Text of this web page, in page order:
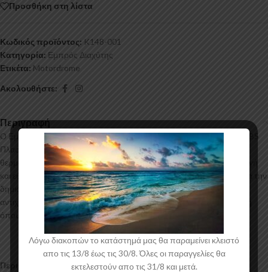
Προσθήκη στη λίστα
Κωδικός προϊόντος: K148-001
Κατηγορία: Εμπρός Διαχύτης
Ετικέτα: Motordrome
Ακολουθήστε:
Περιγραφή
Ο Εμπρός Διαχύτης για το Kia Sportage Mk4 κατασκευάζεται από ABS
Πλαστικό υψηλής ποιότητας και αισθητικής σε μηχανές
θερμοδιαμόρφωσης τελευταίας τεχνολογίας έχοντας άψογη εφαρμογή
και εύκολη τοποθέτηση. Το υλικό πλαστικού που χρησμιοποιείται για την
δημιουργία προϊόντων έρχεται σε Μαύρο Γυαλιστερό χρώμα και με
αντιχαρακτική επιφάνεια. Συνοδεύεται από προστατευτική μεμβράνη
όπου αφαιρείται πριν την τοποθέτηση.
Περιεχόμενα Συσκευασίας:
Λόγω διακοπών το κατάστημά μας θα παραμείνει κλειστό
απο τις 13/8 έως τις 30/8. Όλες οι παραγγελίες θα
εκτελεστούν απο τις 31/8 και μετά.